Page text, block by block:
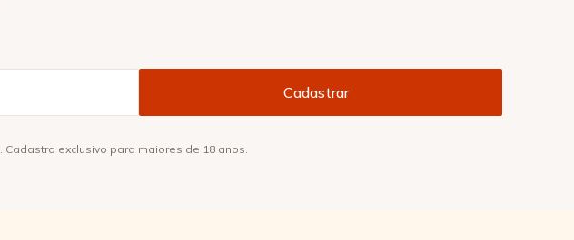
. Cadastro exclusivo para maiores de 18 anos.